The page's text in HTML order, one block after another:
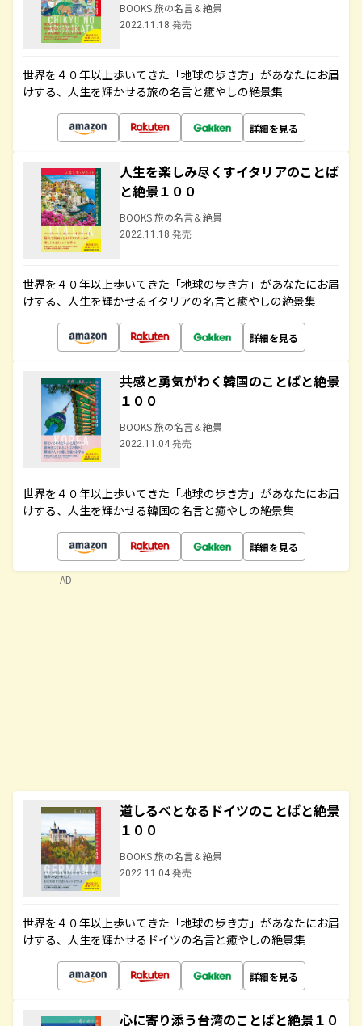
BOOKS 旅の名言＆絶景
2022.11.18 発売
世界を４０年以上歩いてきた「地球の歩き方」があなたにお届
けする、人生を輝かせる旅の名言と癒やしの絶景集
詳細を見る
人生を楽しみ尽くすイタリアのことば
と絶景１００
BOOKS 旅の名言＆絶景
2022.11.18 発売
世界を４０年以上歩いてきた「地球の歩き方」があなたにお届
けする、人生を輝かせるイタリアの名言と癒やしの絶景集
詳細を見る
共感と勇気がわく韓国のことばと絶景
１００
BOOKS 旅の名言＆絶景
2022.11.04 発売
世界を４０年以上歩いてきた「地球の歩き方」があなたにお届
けする、人生を輝かせる韓国の名言と癒やしの絶景集
詳細を見る
道しるべとなるドイツのことばと絶景
１００
BOOKS 旅の名言＆絶景
2022.11.04 発売
世界を４０年以上歩いてきた「地球の歩き方」があなたにお届
けする、人生を輝かせるドイツの名言と癒やしの絶景集
詳細を見る
心に寄り添う台湾のことばと絶景１０
AD